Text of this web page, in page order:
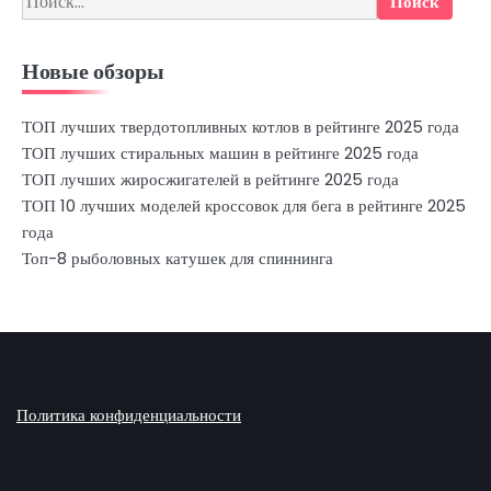
Новые обзоры
ТОП лучших твердотопливных котлов в рейтинге 2025 года
ТОП лучших стиральных машин в рейтинге 2025 года
ТОП лучших жиросжигателей в рейтинге 2025 года
ТОП 10 лучших моделей кроссовок для бега в рейтинге 2025
года
Топ-8 рыболовных катушек для спиннинга
Политика конфиденциальности